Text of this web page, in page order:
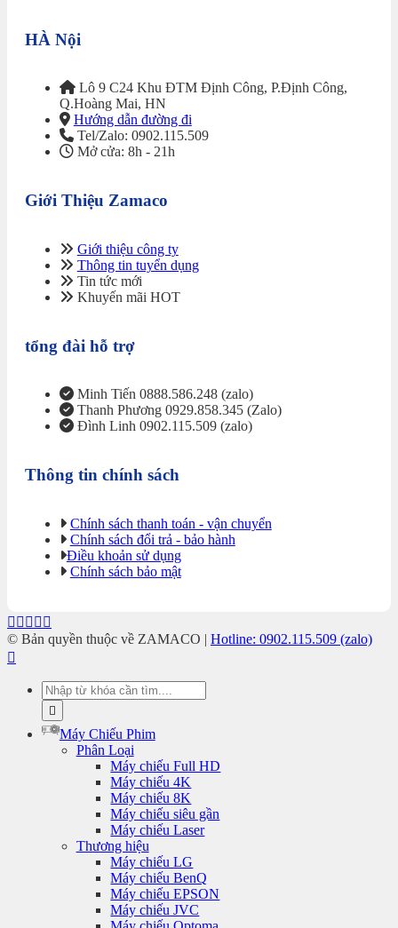
HÀ Nội
Lô 9 C24 Khu ĐTM Định Công, P.Định Công,
Q.Hoàng Mai, HN
Hướng dẫn đường đi
Tel/Zalo: 0902.115.509
Mở cửa: 8h - 21h
Giới Thiệu Zamaco
Giới thiệu công ty
Thông tin tuyển dụng
Tin tức mới
Khuyến mãi HOT
tổng đài hỗ trợ
Minh Tiến 0888.586.248 (zalo)
Thanh Phương 0929.858.345 (Zalo)
Đình Linh 0902.115.509 (zalo)
Thông tin chính sách
Chính sách thanh toán - vận chuyển
Chính sách đổi trả - bảo hành
Điều khoản sử dụng
Chính sách bảo mật
© Bản quyền thuộc về ZAMACO | Hotline: 0902.115.509 (zalo)
Tìm
kiếm:
Máy Chiếu Phim
Phân Loại
Máy chiếu Full HD
Máy chiếu 4K
Máy chiếu 8K
Máy chiếu siêu gần
Máy chiếu Laser
Thương hiệu
Máy chiếu LG
Máy chiếu BenQ
Máy chiếu EPSON
Máy chiếu JVC